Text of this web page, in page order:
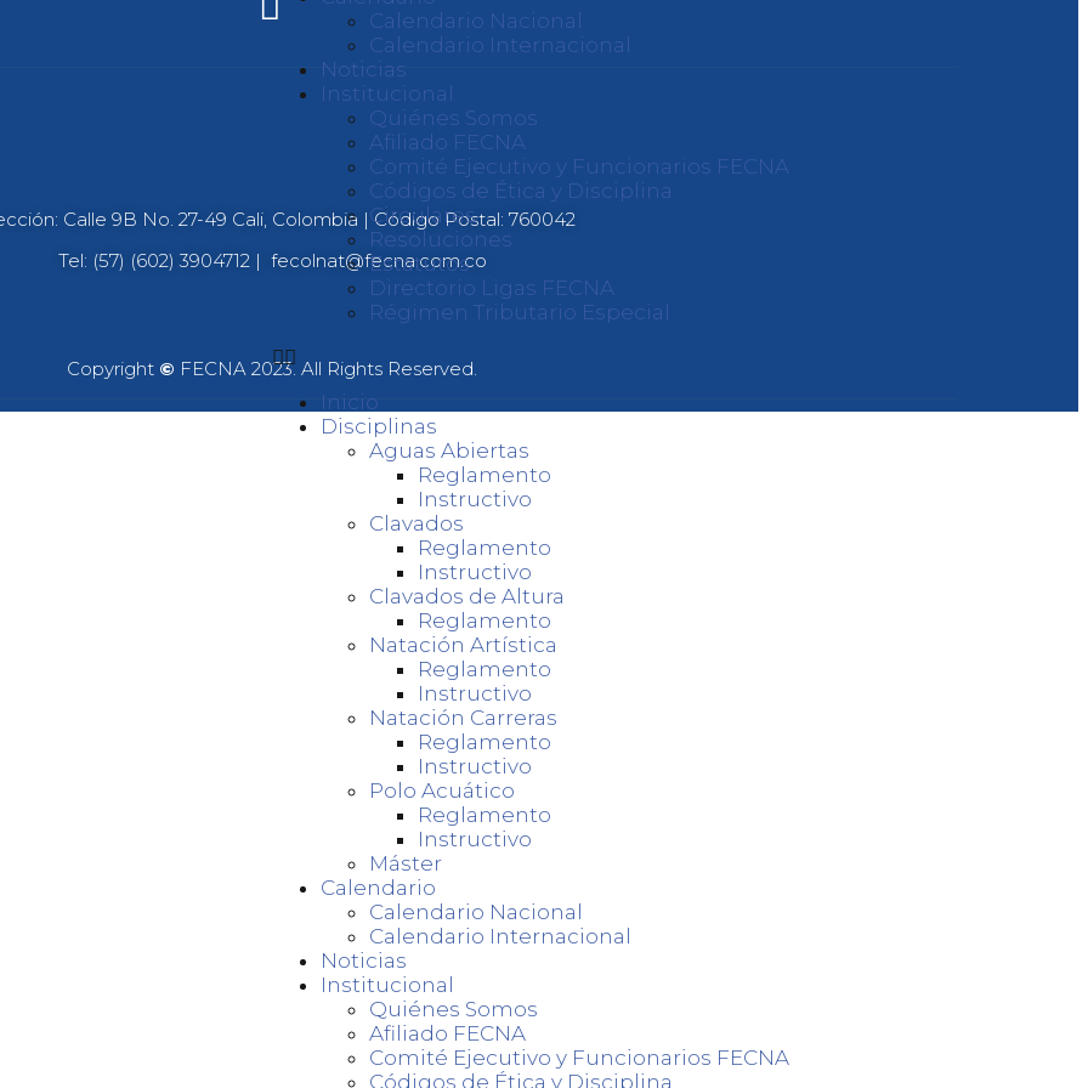
Calendario Nacional
Calendario Internacional
Noticias
Institucional
Quiénes Somos
Afiliado FECNA
Comité Ejecutivo y Funcionarios FECNA
Códigos de Ética y Disciplina
Circulares
Resoluciones
Estatutos
Directorio Ligas FECNA
Régimen Tributario Especial
Inicio
Disciplinas
Aguas Abiertas
Reglamento
Instructivo
Clavados
Reglamento
Instructivo
Clavados de Altura
Reglamento
Natación Artística
Reglamento
Instructivo
Natación Carreras
Reglamento
Instructivo
Polo Acuático
Reglamento
Instructivo
Máster
Calendario
Calendario Nacional
Calendario Internacional
Noticias
Institucional
Quiénes Somos
Afiliado FECNA
Comité Ejecutivo y Funcionarios FECNA
Códigos de Ética y Disciplina
Calle 9B No. 27-49 Cali, Colombia | Código Postal: 760042
Tel: (57) (602) 3904712 | fecolnat@fecna.com.co
Copyright © FECNA 2023. All Rights Reserved.